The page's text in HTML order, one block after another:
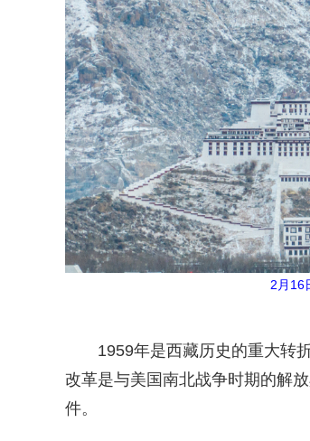
2月16
1959年是西藏历史的重大转
改革是与美国南北战争时期的解
件。